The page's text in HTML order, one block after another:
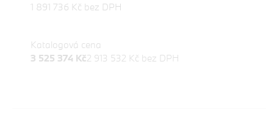
1 891 736 Kč bez DPH
Katalogová cena
3 525 374 Kč2 913 532 Kč bez DPH